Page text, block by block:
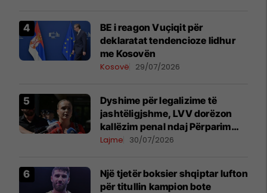
BE i reagon Vuçiqit për
deklaratat tendencioze lidhur
me Kosovën
Kosovë 29/07/2026
Dyshime për legalizime të
jashtëligjshme, LVV dorëzon
kallëzim penal ndaj Përparim
Ramës dhe zyrtarëve të
Lajme 30/07/2026
Një tjetër boksier shqiptar lufton
për titullin kampion bote